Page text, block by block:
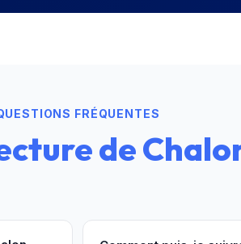
FRÉQUENTES
de